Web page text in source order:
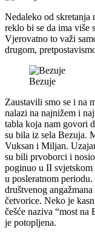
Nedaleko od skretanja
reklo bi se da ima više
Vjerovatno to važi
drugom,
Bezuje
Zaustavili smo se i na
nalazi na najnižem i
tabla koja nam govori
su bila iz sela Bezuja.
Vuksan i Miljan.
su bili prvoborci i
poginuo u II svjetskom
u posleratnom
društvenog
četvorice. Neko je
češće naziva “most
je potopljena.